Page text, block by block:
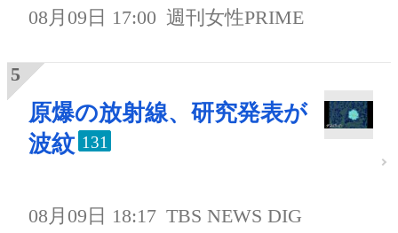
08月09日 17:00 週刊女性PRIME
原爆の放射線、研究発表が
波紋 131
08月09日 18:17 TBS NEWS DIG